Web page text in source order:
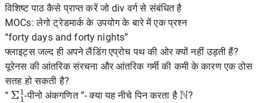
विशिष्ट पाठ कैसे प्राप्त करें जो div वर्ग से संबंधित है
MOCs: लेगो ट्रेडमार्क के उपयोग के बारे में एक प्रश्न
“forty days and forty nights”
फ्लाइट्स जल्द ही अपने लैंडिंग एप्रोच पथ की ओर क्यों नहीं उड़ती हैं?
यूरेनस की आंतरिक संरचना और आंतरिक गर्मी की कमी के कारण एक ठोस
सतह हो सकती है?
“
Σ1 1
-पीनो अंकगणित ”- क्या यह नीचे पिन करता है
N
?